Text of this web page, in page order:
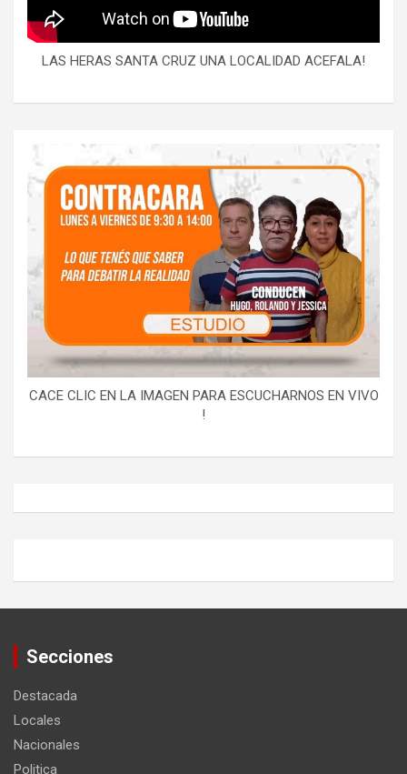
LAS HERAS SANTA CRUZ UNA LOCALIDAD ACEFALA!
CACE CLIC EN LA IMAGEN PARA ESCUCHARNOS EN VIVO
!
Secciones
Destacada
Locales
Nacionales
Politica